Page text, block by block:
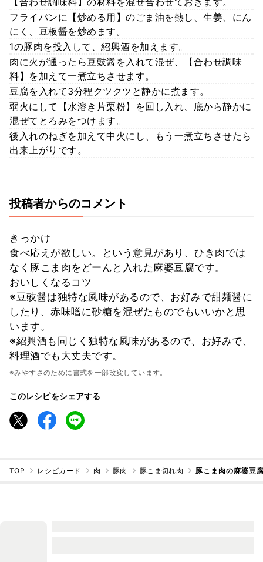
フライパンに【炒める用】のごま油を熱し、生姜、にん
にく、豆板醤を炒めます。
1の豚肉を投入して、紹興酒を加えます。
肉に火が通ったら豆豉醤を入れて混ぜ、【合わせ調味
料】を加えて一煮立ちさせます。
豆腐を入れて3分程クツクツと静かに煮ます。
弱火にして【水溶き片栗粉】を回し入れ、底から静かに
混ぜてとろみをつけます。
後入れのねぎを加えて中火にし、もう一煮立ちさせたら
出来上がりです。
投稿者からのコメント
きっかけ
食べ応えが欲しい。という意見があり、ひき肉では
なく豚こま肉をどーんと入れた麻婆豆腐です。
おいしくなるコツ
※豆豉醤は独特な風味があるので、お好みで甜麺醤に
したり、赤味噌に砂糖を混ぜたものでもいいかと思
います。
※紹興酒も同じく独特な風味があるので、お好みで、
料理酒でも大丈夫です。
※みやすさのために書式を一部改変しています。
このレシピをシェアする
TOP レシピカード 肉 豚肉 豚こま切れ肉 豚こま肉の麻婆豆